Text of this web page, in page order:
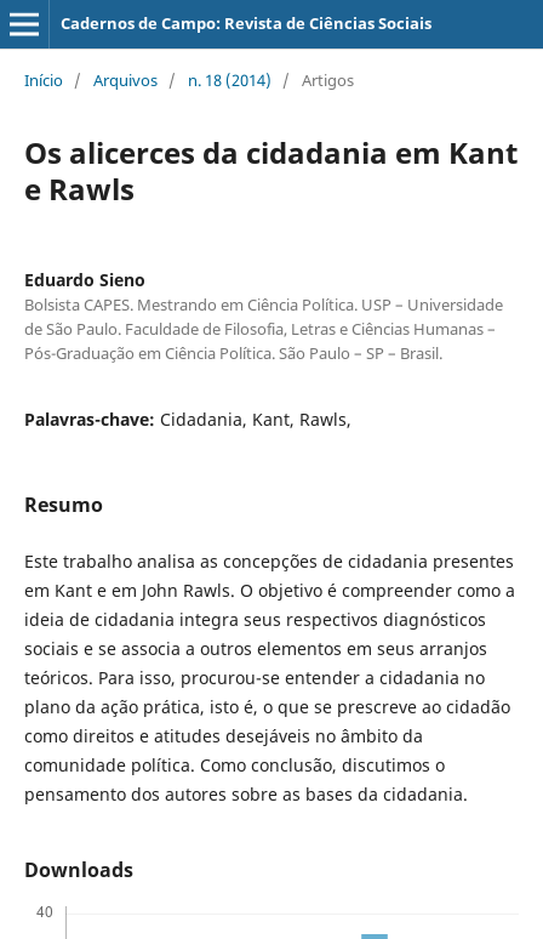
Cadernos de Campo: Revista de Ciências Sociais
Início / Arquivos / n. 18 (2014) / Artigos
Os alicerces da cidadania em Kant
e Rawls
Eduardo Sieno
Bolsista CAPES. Mestrando em Ciência Política. USP – Universidade
de São Paulo. Faculdade de Filosofia, Letras e Ciências Humanas –
Pós-Graduação em Ciência Política. São Paulo – SP – Brasil.
Palavras-chave: Cidadania, Kant, Rawls,
Resumo
Este trabalho analisa as concepções de cidadania presentes
em Kant e em John Rawls. O objetivo é compreender como a
ideia de cidadania integra seus respectivos diagnósticos
sociais e se associa a outros elementos em seus arranjos
teóricos. Para isso, procurou-se entender a cidadania no
plano da ação prática, isto é, o que se prescreve ao cidadão
como direitos e atitudes desejáveis no âmbito da
comunidade política. Como conclusão, discutimos o
pensamento dos autores sobre as bases da cidadania.
Downloads